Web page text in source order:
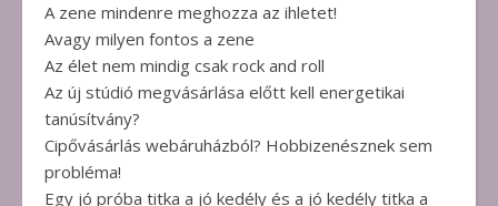
A zene mindenre meghozza az ihletet!
Avagy milyen fontos a zene
Az élet nem mindig csak rock and roll
Az új stúdió megvásárlása előtt kell energetikai
tanúsítvány?
Cipővásárlás webáruházból? Hobbizenésznek sem
probléma!
Egy jó próba titka a jó kedély és a jó kedély titka a